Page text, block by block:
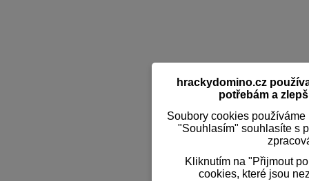
hrackydomino.cz
potřebám a
Soubory cookies
"Souhlasím" souhlasíte s
Kliknutím na "Přijmout
cookies, které jsou